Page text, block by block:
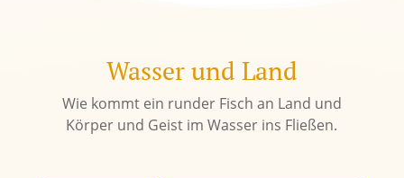
Wasser und Land
Wie kommt ein runder Fisch an Land und
Körper und Geist im Wasser ins Fließen.